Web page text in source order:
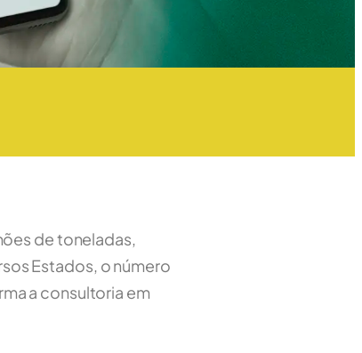
de toneladas,
Estados, o número
a consultoria em